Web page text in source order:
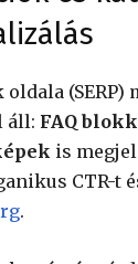
(SERP)
áll: FAQ
is
CTR-t
.